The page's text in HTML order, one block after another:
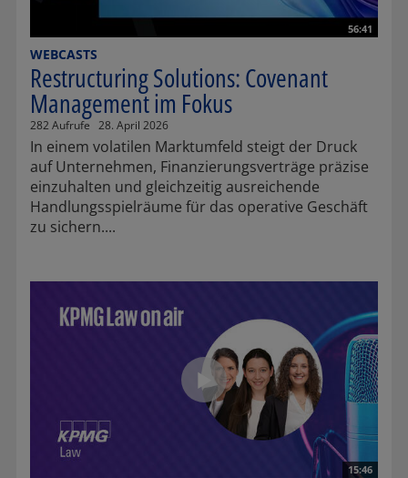
56:41
WEBCASTS
Restructuring Solutions: Covenant
Management im Fokus
282 Aufrufe 28. April 2026
In einem volatilen Marktumfeld steigt der Druck
auf Unternehmen, Finanzierungsverträge präzise
einzuhalten und gleichzeitig ausreichende
Handlungsspielräume für das operative Geschäft
zu sichern....
15:46